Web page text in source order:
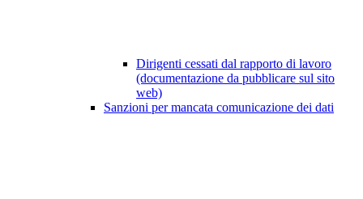
Dirigenti cessati dal rapporto di lavoro
(documentazione da pubblicare sul sito
web)
Sanzioni per mancata comunicazione dei dati